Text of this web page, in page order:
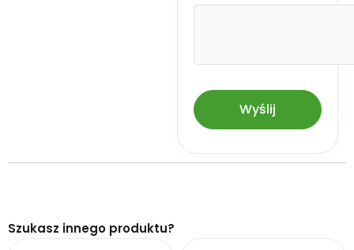
Szukasz innego produktu?